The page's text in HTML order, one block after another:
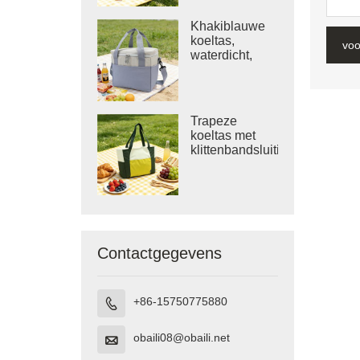
Khakiblauwe
koeltas,
waterdicht,
Trapeze
koeltas met
klittenbandsluiting.
Contactgegevens
 +86-15750775880
 obaili08@obaili.net